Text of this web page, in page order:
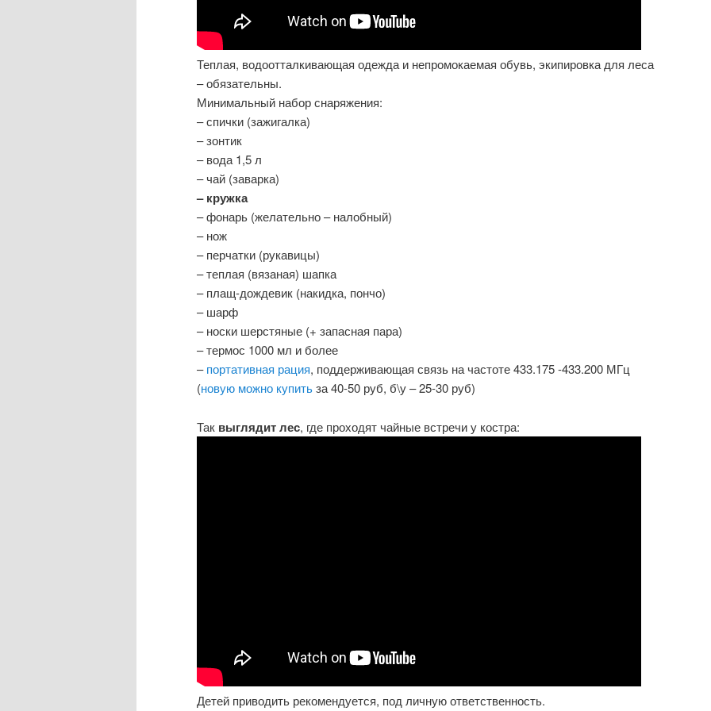
Теплая, водоотталкивающая одежда и непромокаемая обувь, экипировка для леса
– обязательны.
Минимальный набор снаряжения:
– спички (зажигалка)
– зонтик
– вода 1,5 л
– чай (заварка)
– кружка
– фонарь (желательно – налобный)
– нож
– перчатки (рукавицы)
– теплая (вязаная) шапка
– плащ-дождевик (накидка, пончо)
– шарф
– носки шерстяные (+ запасная пара)
– термос 1000 мл и более
–портативная рация, поддерживающая связь на частоте 433.175 -433.200 МГц
(новую можно купитьза 40-50 руб, б\у – 25-30 руб)
Так выглядит лес, где проходят чайные встречи у костра:
Детей приводить рекомендуется, под личную ответственность.